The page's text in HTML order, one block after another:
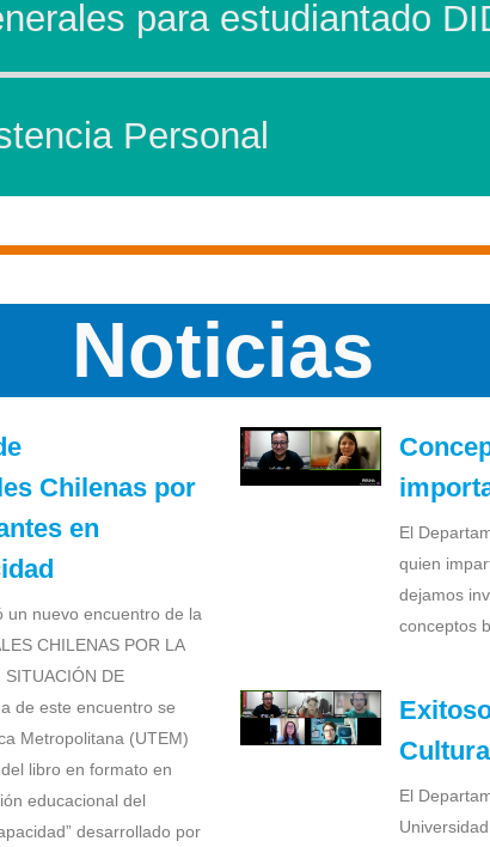
para estudiantado
Personal
Noticias
Chilenas por
en
un nuevo encuentro de la
CHILENAS POR LA
SITUACIÓN DE
de este encuentro se
Metropolitana (UTEM)
libro en formato en
educacional del
desarrollado por
El
quien
dejamos
conceptos
El